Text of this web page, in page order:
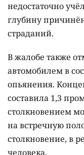
недостаточно
глубину
страданий.
В жалобе также
автомобилем в
опьянения.
составила 1,3
столкновением
на встречную
столкновение, в
человека.